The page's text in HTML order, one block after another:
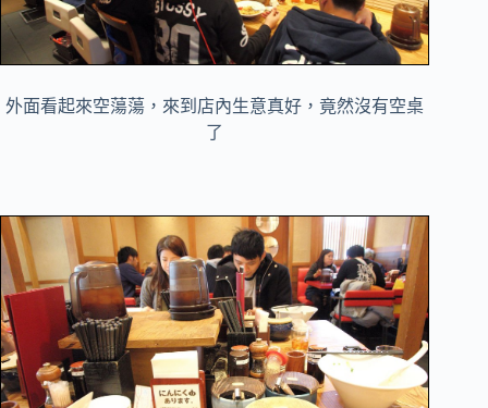
外面看起來空蕩蕩，來到店內生意真好，竟然沒有空桌
了